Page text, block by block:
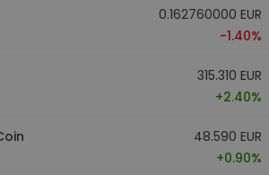
0.162760000 EUR
-1.40%
315.310 EUR
+2.40%
48.590 EUR
+0.90%